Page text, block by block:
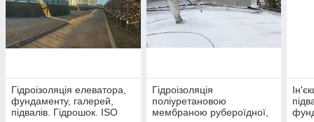
Гідроізоляція елеватора,
фундаменту, галерей,
підвалів. Гідрошок. ISO
Гідроізоляція
поліуретановою
мембраною рубероїдної,